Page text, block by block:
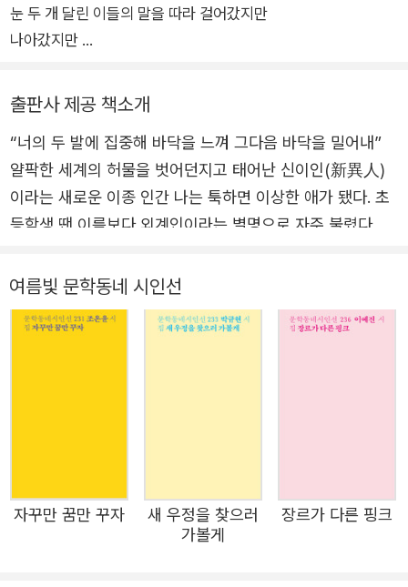
눈 두 개 달린 이들의 말을 따라 걸어갔지만
나아갔지만
이제 나 이쪽에서
전해줄 수 있을 것 같아
행복은 옛날 거기
아무것도 안 보이던 자리에 있었어
난 열심히 살다가 흉해졌다
어쩌면 더 많이 가진 채
이해하지 말고
출판사 제공 책소개
“너의 두 발에 집중해 바닥을 느껴 그다음 바닥을 밀어내”
얄팍한 세계의 허물을 벗어던지고 태어난 신이인(新異人)
이라는 새로운 이종 인간 나는 툭하면 이상한 애가 됐다. 초
등학생 땐 이름보다 외계인이라는 별명으로 자주 불렸다. 중
생으로서 고맙다는 말을 했었고. 고등학교에 올라가 자기소
개를 하는데 누군가 이상해! 소리쳤다. 누구는 나한테 특이
한 척하지 말라고 하고 누구는 내가 특이해서 좋다고 하고
으며 써나가주실 것이라 믿는다”는 단단한 지지 속에 문단
에 나온 젊은 시인은 이듬해 “차분하고 담백한 난동”(조대한
여름빛 문학동네 시인선
자꾸만 꿈만 꾸자
새 우정을 찾으러
가볼게
장르가 다른 핑크